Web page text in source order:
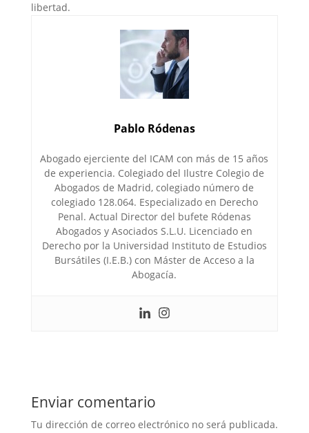
libertad.
Pablo Ródenas
Abogado ejerciente del ICAM con más de 15 años
de experiencia. Colegiado del Ilustre Colegio de
Abogados de Madrid, colegiado número de
colegiado 128.064. Especializado en Derecho
Penal. Actual Director del bufete Ródenas
Abogados y Asociados S.L.U. Licenciado en
Derecho por la Universidad Instituto de Estudios
Bursátiles (I.E.B.) con Máster de Acceso a la
Abogacía.
Enviar comentario
Tu dirección de correo electrónico no será publicada.